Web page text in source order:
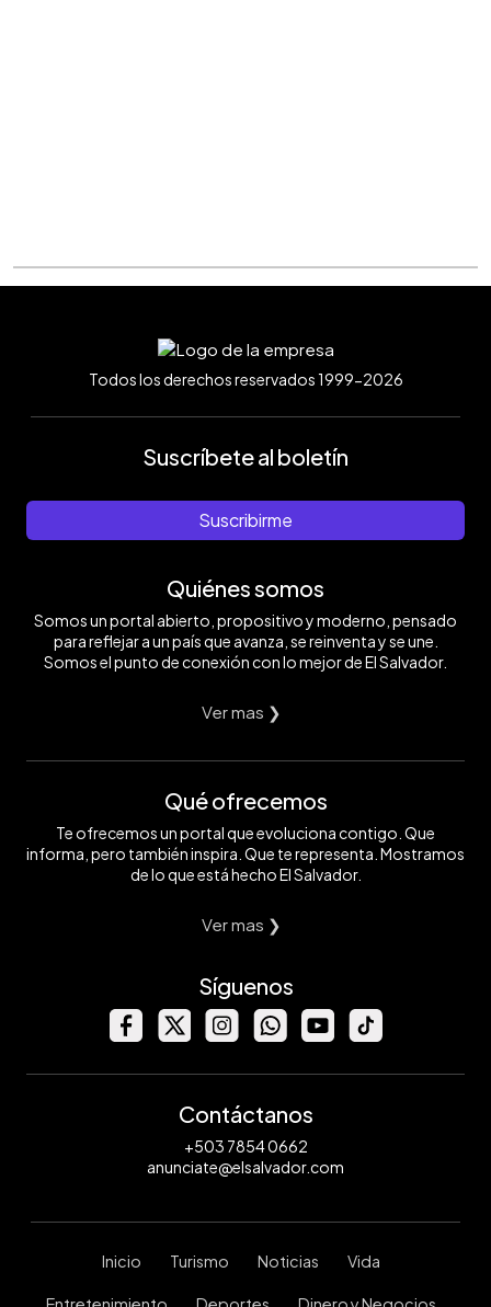
Todos los derechos reservados 1999-2026
Suscríbete al boletín
Suscribirme
Quiénes somos
Somos un portal abierto, propositivo y moderno, pensado
para reflejar a un país que avanza, se reinventa y se une.
Somos el punto de conexión con lo mejor de El Salvador.
Ver mas ❯
Qué ofrecemos
Te ofrecemos un portal que evoluciona contigo. Que
informa, pero también inspira. Que te representa. Mostramos
de lo que está hecho El Salvador.
Ver mas ❯
Síguenos
Contáctanos
+503 7854 0662
anunciate@elsalvador.com
Inicio Turismo Noticias Vida